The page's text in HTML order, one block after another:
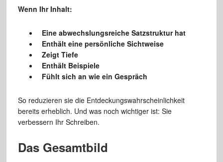
Wenn Ihr Inhalt:
Eine abwechslungsreiche Satzstruktur hat
Enthält eine persönliche Sichtweise
Zeigt Tiefe
Enthält Beispiele
Fühlt sich an wie ein Gespräch
So reduzieren sie die Entdeckungswahrscheinlichkeit
bereits erheblich. Und was noch wichtiger ist: Sie
verbessern Ihr Schreiben.
Das Gesamtbild